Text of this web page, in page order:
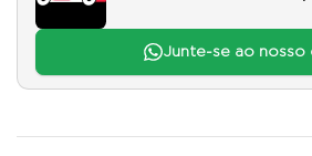
Junte-se ao nosso